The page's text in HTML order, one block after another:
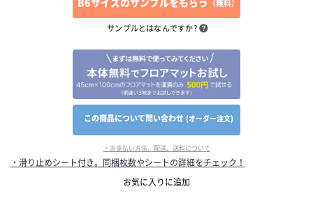
（無料）
サンプルとはなんですか?
この商品について問い合わせ (オーダー注文)
・お支払い方法、配送、送料について
・滑り止めシート付き。同梱枚数やシートの詳細をチェック！
お気に入りに追加